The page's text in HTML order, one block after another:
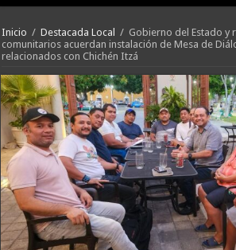
Inicio / Destacada Local / Gobierno del Estado y
comunitarios acuerdan instalación de Mesa de
relacionados con Chichén Itzá